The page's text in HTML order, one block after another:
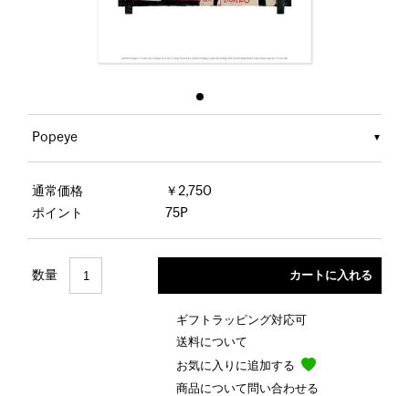
Popeye
通常価格
￥2,750
ポイント
75P
数量
ギフトラッピング対応可
送料について
お気に入りに追加する
商品について問い合わせる